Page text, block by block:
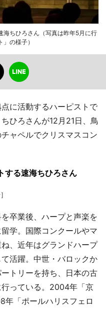
海ちひろさん（写真は昨年5月に行
の様子）
に活動するハーピストで
ひろさんが12月21日、鳥
ャペルでクリスマスコン
する速海ちひろさん
卒業後、ハープと声楽を
学。国際コンクールやマ
、近年はグランドハープ
活躍。中世・バロックか
トリーを持ち、日本の古
っている。2004年「京
「ポールハリスフェロ